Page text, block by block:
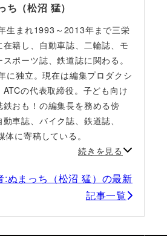
ち（松沼 猛）
生まれ1993～2013年まで三栄
在籍し、自動車誌、二輪誌、モ
スポーツ誌、鉄道誌に関わる。
に独立。現在は編集プロダクシ
ATCの代表取締役。子ども向け
鉄おも！の編集長を務める傍
動車誌、バイク誌、鉄道誌、
体に寄稿している。
続きを見る
:ぬまっち（松沼 猛）の最新
記事一覧